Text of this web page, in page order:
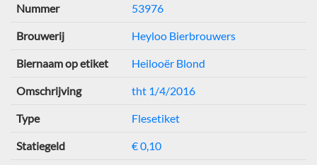
Nummer
53976
Brouwerij Heyloo Bierbrouwers
Biernaam op etiket Heilooër Blond
Omschrijving tht 1/4/2016
Type Flesetiket
Statiegeld € 0,10